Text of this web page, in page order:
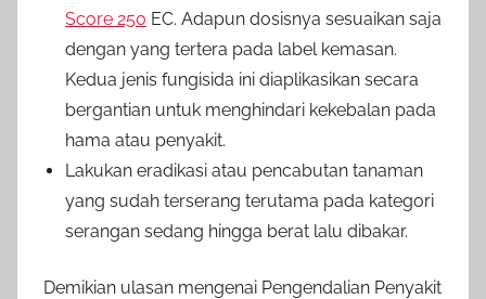
Score 250 EC. Adapun dosisnya sesuaikan saja
dengan yang tertera pada label kemasan.
Kedua jenis fungisida ini diaplikasikan secara
bergantian untuk menghindari kekebalan pada
hama atau penyakit.
Lakukan eradikasi atau pencabutan tanaman
yang sudah terserang terutama pada kategori
serangan sedang hingga berat lalu dibakar.
Demikian ulasan mengenai Pengendalian Penyakit